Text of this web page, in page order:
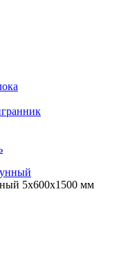
5х600х1500 мм